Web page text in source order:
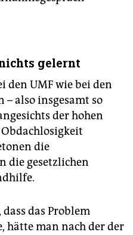
gelernt
den UMF wie bei den
– also insgesamt so
der hohen
die
die gesetzlichen
das Problem
hätte man nach der der